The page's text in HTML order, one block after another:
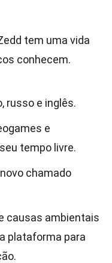
tem uma vida
conhecem.
russo e inglês.
e
tempo livre.
chamado
causas ambientais
plataforma para